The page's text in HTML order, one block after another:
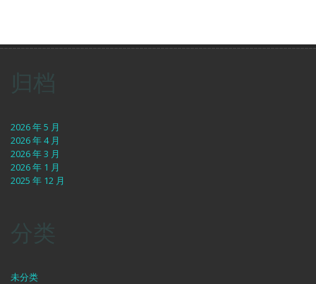
2026 年 5 月
2026 年 4 月
2026 年 3 月
2026 年 1 月
2025 年 12 月
未分类